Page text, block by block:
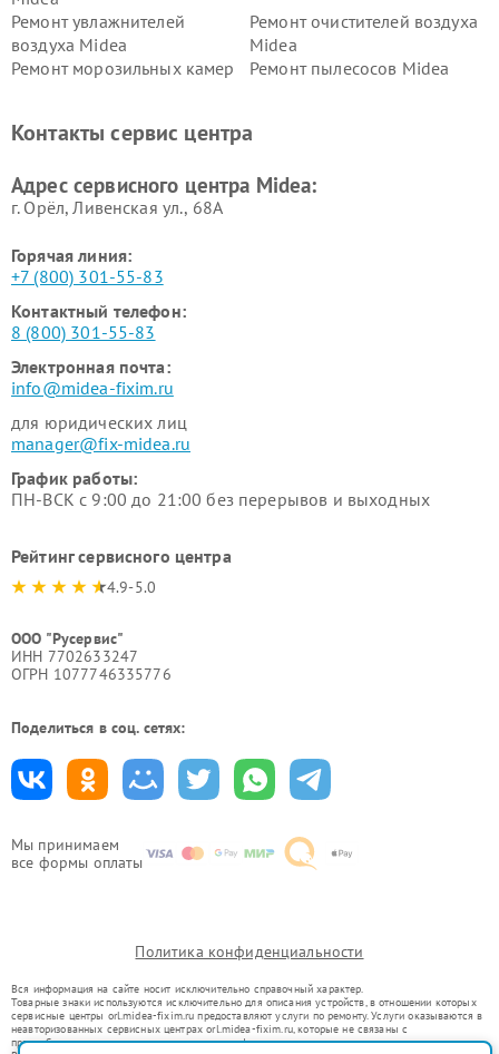
Мы принимаем
все формы оплаты
Ремонт увлажнителей
воздуха Midea
Ремонт очистителей воздуха
Midea
Ремонт морозильных камер
Ремонт пылесосов Midea
пылесосов Midea
Midea
Контакты сервис центра
Адрес сервисного центра Midea:
г. Орёл, Ливенская ул., 68А
Горячая линия:
+7 (800) 301-55-83
Контактный телефон:
8 (800) 301-55-83
Электронная почта:
info@midea-fixim.ru
для юридических лиц
manager@fix-midea.ru
График работы:
ПН-ВСК с 9:00 до 21:00 без перерывов и выходных
Рейтинг сервисного центра
4.9-5.0
ООО "Русервис"
ИНН 7702633247
ОГРН 1077746335776
Поделиться в соц. сетях:
Политика конфиденциальности
Вся информация на сайте носит исключительно справочный характер.
Товарные знаки используются исключительно для описания устройств, в отношении которых
сервисные центры orl.midea-fixim.ru предоставляют услуги по ремонту. Услуги оказываются в
неавторизованных сервисных центрах orl.midea-fixim.ru, которые не связаны с
правообладателями товарных знаков или их официальными представителями.